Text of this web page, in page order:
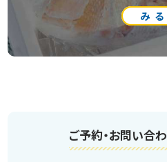
みる
ご予約・お問い合